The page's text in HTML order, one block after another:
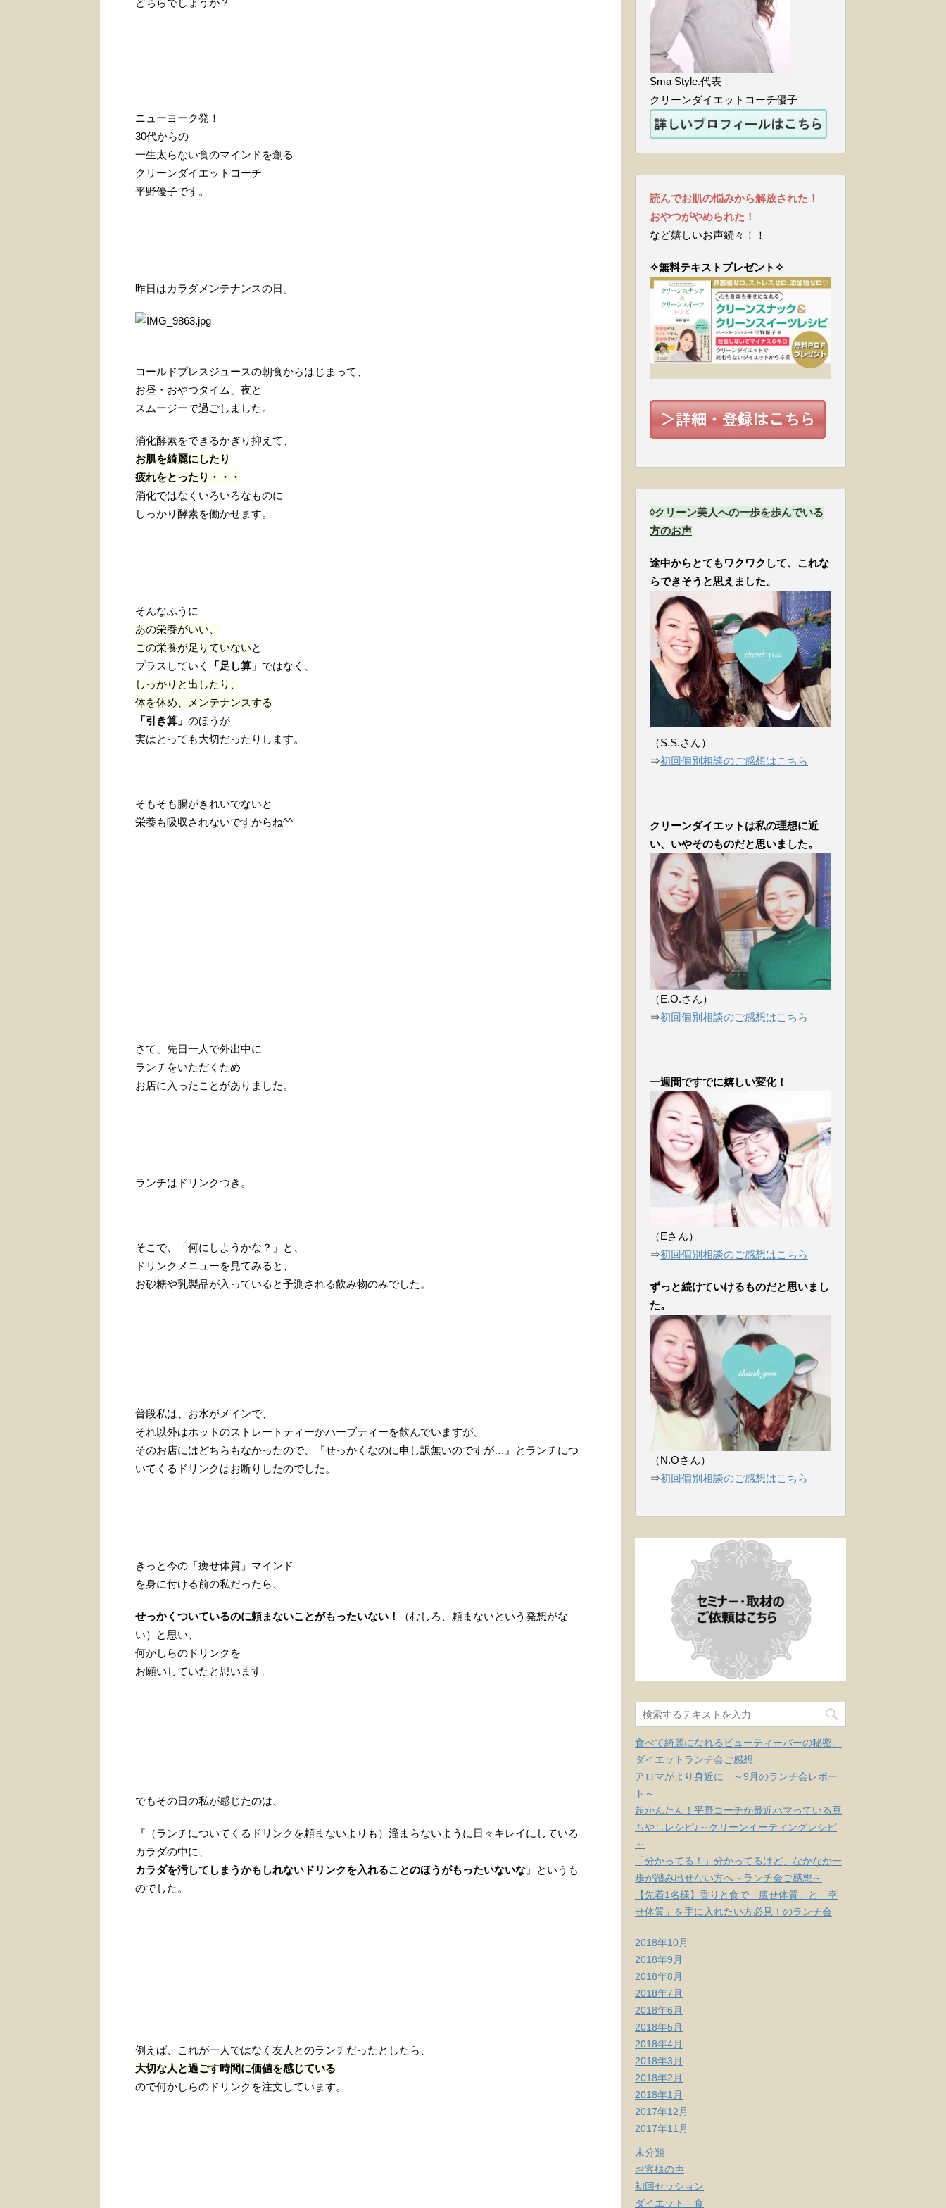
どちらでしょうか？
ニューヨーク発！
30代からの
一生太らない食のマインドを創る
クリーンダイエットコーチ
平野優子です。
昨日はカラダメンテナンスの日。
コールドプレスジュースの朝食からはじまって、
お昼・おやつタイム、夜と
スムージーで過ごしました。
消化酵素をできるかぎり抑えて、
お肌を綺麗にしたり
疲れをとったり・・・
消化ではなくいろいろなものに
しっかり酵素を働かせます。
そんなふうに
あの栄養がいい、
この栄養が足りていないと
プラスしていく
「足し算」 ではなく、
しっかりと出したり、
体を休め、メンテナンスする
「引き算」 のほうが
実はとっても大切だったりします。
そもそも腸がきれいでないと
栄養も吸収されないですからね^^
さて、先日一人で外出中に
ランチをいただくため
お店に入ったことがありました。
ランチはドリンクつき。
そこで、「何にしようかな？」と、
ドリンクメニューを見てみると、
お砂糖や乳製品が入っていると予測される飲み物のみでした。
普段私は、お水がメインで、
それ以外はホットのストレートティーかハーブティーを飲んでいますが、
そのお店にはどちらもなかったので、『せっかくなのに申し訳無いのですが…』とランチにつ
いてくるドリンクはお断りしたのでした。
きっと今の「痩せ体質」マインド
を身に付ける前の私だったら、
せっかくついているのに頼まないことがもったいない！
（むしろ、頼まないという発想がな
い）と思い、
何かしらのドリンクを
お願いしていたと思います。
でもその日の私が感じたのは、
『（ランチについてくるドリンクを頼まないよりも）溜まらないように日々キレイにしている
カラダの中に、
カラダを汚してしまうかもしれないドリンクを入れることのほうがもったいないな 』というも
のでした。
例えば、これが一人ではなく友人とのランチだったとしたら、
大切な人と過ごす時間に価値を感じている
ので何かしらのドリンクを注文しています。
Sma Style.代表
クリーンダイエットコーチ優子
読んでお肌の悩みから解放された！
おやつがやめられた！
など嬉しいお声続々！！
✧無料テキストプレゼント✧
◊クリーン美人への一歩を歩んでいる
方のお声
途中からとてもワクワクして、これな
らできそうと思えました。
（S.S.さん）
⇒初回個別相談のご感想はこちら
クリーンダイエットは私の理想に近
い、いやそのものだと思いました。
（E.O.さん）
⇒初回個別相談のご感想はこちら
一週間ですでに嬉しい変化！
（Eさん）
⇒初回個別相談のご感想はこちら
ずっと続けていけるものだと思いまし
た。
（N.Oさん）
⇒初回個別相談のご感想はこちら
食べて綺麗になれるビューティーバーの秘密。
ダイエットランチ会ご感想
アロマがより身近に ～9月のランチ会レポー
ト～
超かんたん！平野コーチが最近ハマっている豆
もやしレシピ♪～クリーンイーティングレシピ
～
「分かってる！」分かってるけど、なかなか一
歩が踏み出せない方へ～ランチ会ご感想～
【先着1名様】香りと食で「痩せ体質」と「幸
せ体質」を手に入れたい方必見！のランチ会
2018年10月
2018年9月
2018年8月
2018年7月
2018年6月
2018年5月
2018年4月
2018年3月
2018年2月
2018年1月
2017年12月
2017年11月
未分類
お客様の声
初回セッション
ダイエット 食